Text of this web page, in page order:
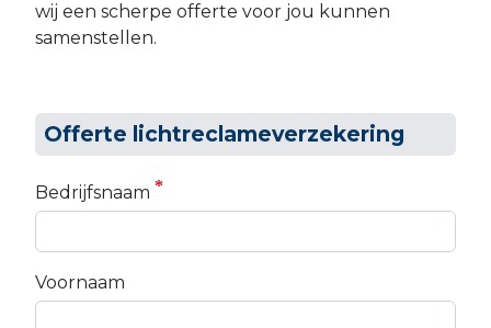
wij een scherpe offerte voor jou kunnen
samenstellen.
Offerte lichtreclameverzekering
Bedrijfsnaam
Voornaam